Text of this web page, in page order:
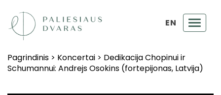
EN
Pagrindinis > Koncertai > Dedikacija Chopinui ir
Schumannui: Andrejs Osokins (fortepijonas, Latvija)